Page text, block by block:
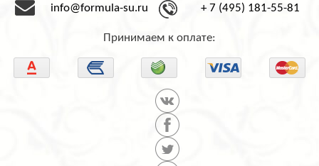
info@formula-su.ru + 7 (495) 181-55-81
Принимаем к оплате: